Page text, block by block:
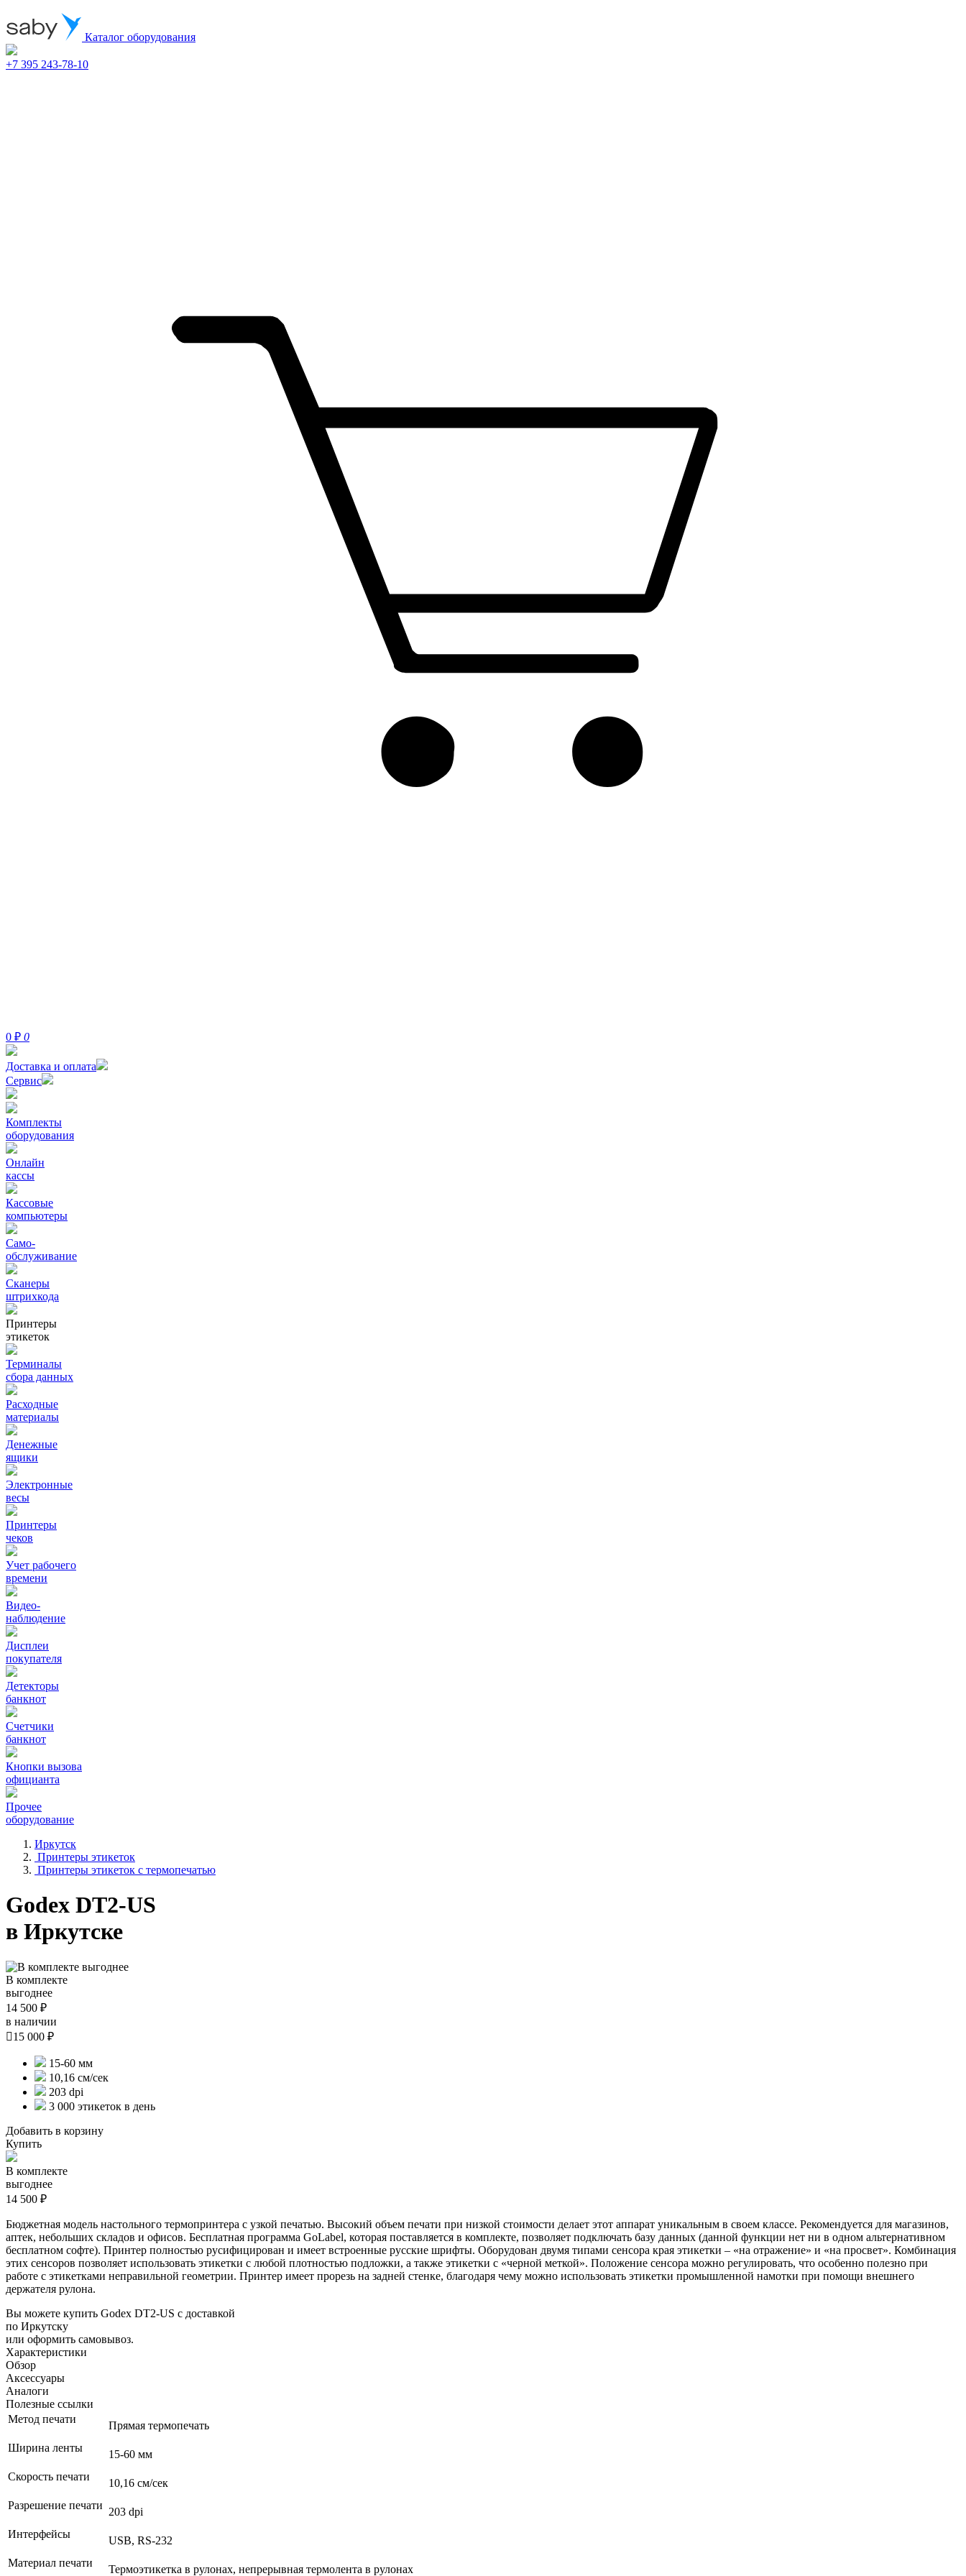
Каталог оборудования
+7 395 243-78-10
0 ₽ 0
Доставка и оплата
Сервис
Комплекты
оборудования
Онлайн
кассы
Кассовые
компьютеры
Само-
обслуживание
Сканеры
штрихкода
Принтеры
этикеток
Терминалы
сбора данных
Расходные
материалы
Денежные
ящики
Электронные
весы
Принтеры
чеков
Учет рабочего
времени
Видео‑
наблюдение
Дисплеи
покупателя
Детекторы
банкнот
Счетчики
банкнот
Кнопки вызова
официанта
Прочее
оборудование
Иркутск
Принтеры этикеток
Принтеры этикеток с термопечатью
Godex DT2-US
в Иркутске
В комплекте
выгоднее
14 500 ₽
в наличии
15 000 ₽
15-60 мм
10,16 см/сек
203 dpi
3 000 этикеток в день
Добавить в корзину
Купить
В комплекте
выгоднее
14 500 ₽
Бюджетная модель настольного термопринтера с узкой печатью. Высокий объем печати при низкой стоимости делает этот аппарат уникальным в своем классе. Рекомендуется для магазинов,
аптек, небольших складов и офисов. Бесплатная программа GoLabel, которая поставляется в комплекте, позволяет подключать базу данных (данной функции нет ни в одном альтернативном
бесплатном софте). Принтер полностью русифицирован и имеет встроенные русские шрифты. Оборудован двумя типами сенсора края этикетки – «на отражение» и «на просвет». Комбинация
этих сенсоров позволяет использовать этикетки с любой плотностью подложки, а также этикетки с «черной меткой». Положение сенсора можно регулировать, что особенно полезно при
работе с этикетками неправильной геометрии. Принтер имеет прорезь на задней стенке, благодаря чему можно использовать этикетки промышленной намотки при помощи внешнего
держателя рулона.
Вы можете купить Godex DT2-US с доставкой
по Иркутску
или оформить самовывоз.
Характеристики
Обзор
Аксессуары
Аналоги
Полезные ссылки
Метод печати
Прямая термопечать
Ширина ленты
15-60 мм
Скорость печати
10,16 см/сек
Разрешение печати
203 dpi
Интерфейсы
USB, RS-232
Материал печати
Термоэтикетка в рулонах, непрерывная термолента в рулонах